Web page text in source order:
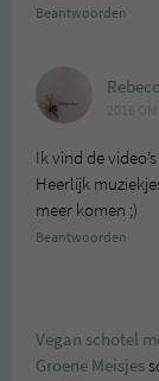
Beantwoorden
Ik vind de
Heerlijk
meer komen ;)
Beantwoorden
Vegan schotel
Groene Meisjes